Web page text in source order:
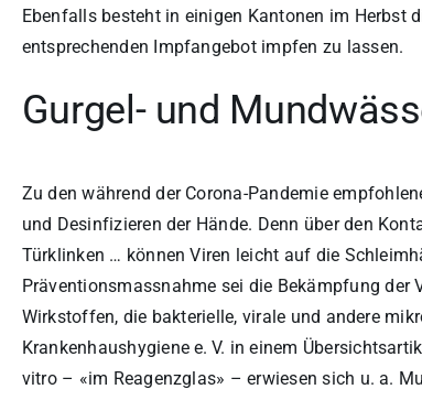
Ebenfalls besteht in einigen Kantonen im Herbst
entsprechenden Impfangebot impfen zu lassen.
Gurgel- und
Zu den während der Corona-Pandemie
und Desinfizieren der Hände. Denn über den
Türklinken … können Viren leicht auf die
Präventionsmassnahme sei die Bekämpfung der
Wirkstoffen, die bakterielle, virale und andere
Krankenhaushygiene e. V. in einem
vitro – «im Reagenzglas» – erwiesen sich u. a.